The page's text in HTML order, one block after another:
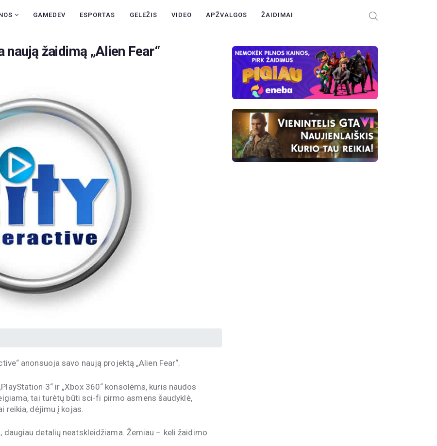
GAMEDEV ESPORTAS GELEŽIS VIDEO APŽVALGOS ŽAIDIMAI
NAUJIENOS
ESPORTAS
VIDEO
APŽVALGOS
naują žaidimą „Alien Fear“
anonsuoja savo naują projektą „Alien Fear“.
3“ ir „Xbox 360“ konsolėms, kuris naudos
tai turėtų būti sci-fi pirmo asmens šaudyklė,
reikia, dėjimu į kojas.
detalių neatskleidžiama. Žemiau – keli žaidimo